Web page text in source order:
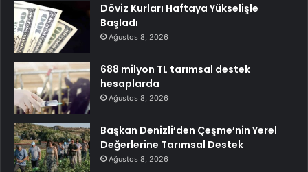
Döviz Kurları Haftaya Yükselişle
Başladı
Ağustos 8, 2026
688 milyon TL tarımsal destek
hesaplarda
Ağustos 8, 2026
Başkan Denizli’den Çeşme’nin Yerel
Değerlerine Tarımsal Destek
Ağustos 8, 2026